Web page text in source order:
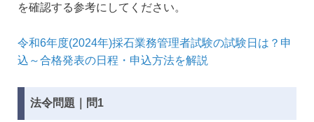
を確認する参考にしてください。
令和6年度(2024年)採石業務管理者試験の試験日は？申
込～合格発表の日程・申込方法を解説
法令問題｜問1